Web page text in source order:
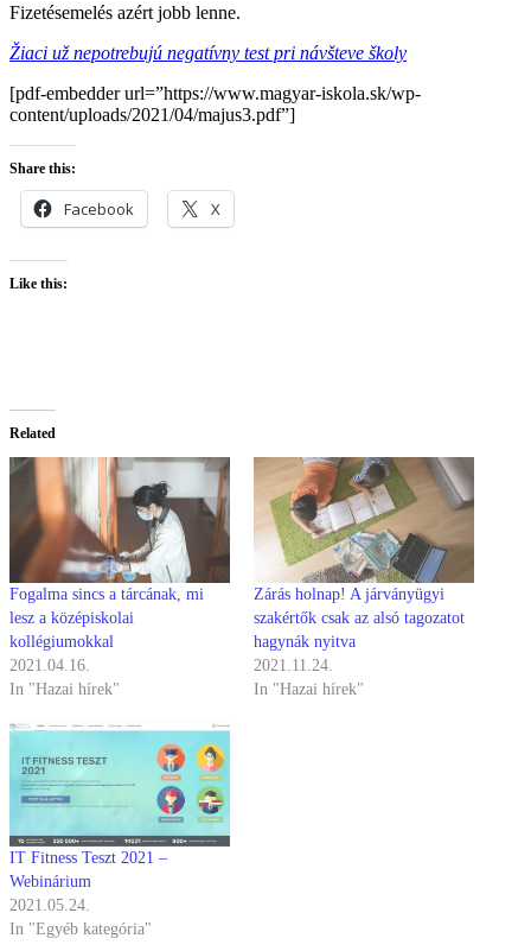
Fizetésemelés azért jobb lenne.
Žiaci už nepotrebujú negatívny test pri návšteve školy
[pdf-embedder url=”https://www.magyar-iskola.sk/wp-
content/uploads/2021/04/majus3.pdf”]
Share this:
Facebook X
Like this:
Related
Fogalma sincs a tárcának, mi
lesz a középiskolai
kollégiumokkal
2021.04.16.
In "Hazai hírek"
Zárás holnap! A járványügyi
szakértők csak az alsó tagozatot
hagynák nyitva
2021.11.24.
In "Hazai hírek"
IT Fitness Teszt 2021 –
Webinárium
2021.05.24.
In "Egyéb kategória"